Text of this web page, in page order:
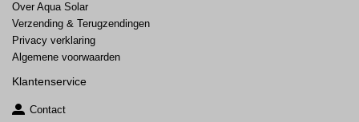
Over Aqua Solar
Verzending & Terugzendingen
Privacy verklaring
Algemene voorwaarden
Klantenservice
Contact